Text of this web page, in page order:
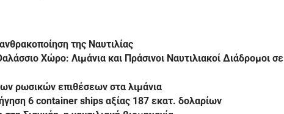
της Ναυτιλίας
Χώρο: Λιμάνια και Πράσινοι Ναυτιλιακοί Διάδρομοι σε
ρωσικών επιθέσεων στα λιμάνια
6 container ships αξίας 187 εκατ. δολαρίων